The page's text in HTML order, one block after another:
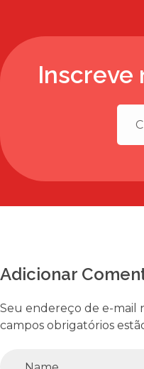
Inscreve
Adicionar
Seu endereço de e-mail
campos obrigatórios